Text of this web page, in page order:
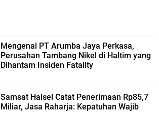
Mengenal PT Arumba Jaya Perkasa,
Perusahan Tambang Nikel di Haltim yang
Dihantam Insiden Fatality
Samsat Halsel Catat Penerimaan Rp85,7
Miliar, Jasa Raharja: Kepatuhan Wajib